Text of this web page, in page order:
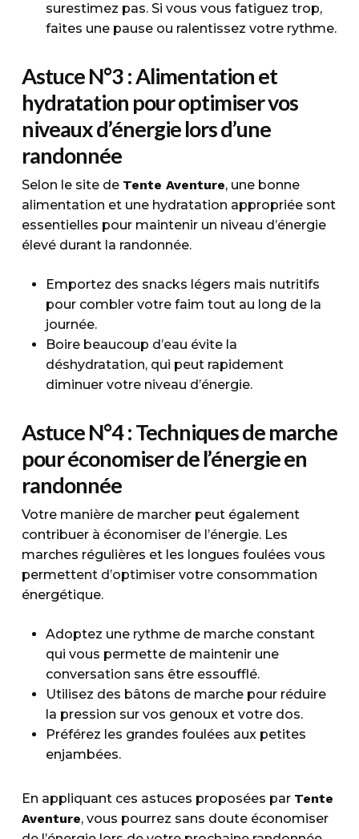
surestimez pas. Si vous vous fatiguez trop,
faites une pause ou ralentissez votre rythme.
Astuce N°3 : Alimentation et
hydratation pour optimiser vos
niveaux d’énergie lors d’une
randonnée
Selon le site de Tente Aventure, une bonne
alimentation et une hydratation appropriée sont
essentielles pour maintenir un niveau d’énergie
élevé durant la randonnée.
Emportez des snacks légers mais nutritifs
pour combler votre faim tout au long de la
journée.
Boire beaucoup d’eau évite la
déshydratation, qui peut rapidement
diminuer votre niveau d’énergie.
Astuce N°4 : Techniques de marche
pour économiser de l’énergie en
randonnée
Votre manière de marcher peut également
contribuer à économiser de l’énergie. Les
marches régulières et les longues foulées vous
permettent d’optimiser votre consommation
énergétique.
Adoptez une rythme de marche constant
qui vous permette de maintenir une
conversation sans être essoufflé.
Utilisez des bâtons de marche pour réduire
la pression sur vos genoux et votre dos.
Préférez les grandes foulées aux petites
enjambées.
En appliquant ces astuces proposées par Tente
Aventure, vous pourrez sans doute économiser